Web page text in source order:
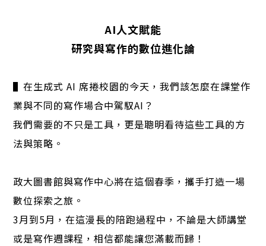
AI人文賦能
研究與寫作的數位進化論
▌在生成式 AI 席捲校園的今天，我們該怎麼在課堂作
業與不同的寫作場合中駕馭AI？
我們需要的不只是工具，更是聰明看待這些工具的方
法與策略。
政大圖書館與寫作中心將在這個春季，攜手打造一場
數位探索之旅。
3月到5月，在這漫長的陪跑過程中，不論是大師講堂
或是寫作週課程，相信都能讓您滿載而歸！